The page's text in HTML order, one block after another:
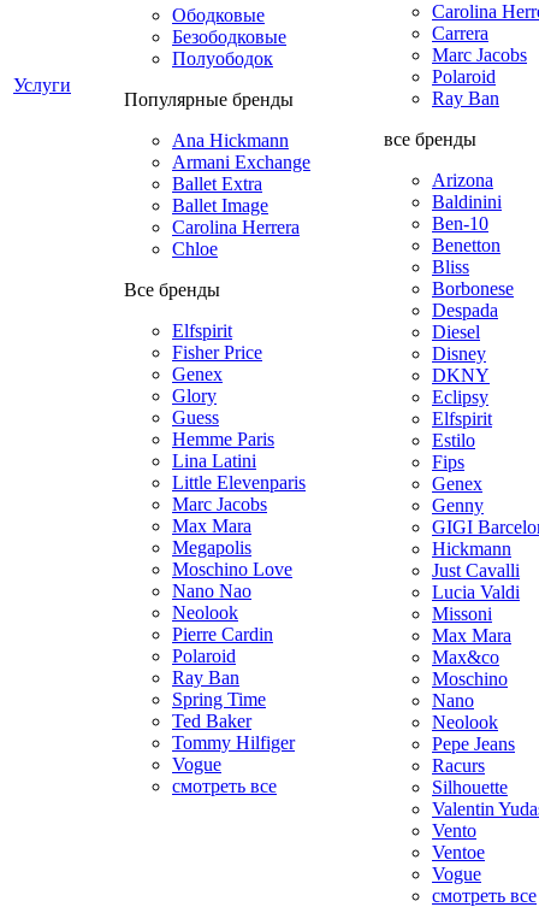
Услуги
Ободковые
Безободковые
Полуободок
Популярные бренды
Ana Hickmann
Armani Exchange
Ballet Extra
Ballet Image
Carolina Herrera
Chloe
Все бренды
Elfspirit
Fisher Price
Genex
Glory
Guess
Hemme Paris
Lina Latini
Little Elevenparis
Marc Jacobs
Max Mara
Megapolis
Moschino Love
Nano Nao
Neolook
Pierre Cardin
Polaroid
Ray Ban
Spring Time
Ted Baker
Tommy Hilfiger
Vogue
смотреть все
Carolina
Carrera
Marc Jacobs
Polaroid
Ray Ban
все бренды
Arizona
Baldinini
Ben-10
Benetton
Bliss
Borbonese
Despada
Diesel
Disney
DKNY
Eclipsy
Elfspirit
Estilo
Fips
Genex
Genny
GIGI
Hickmann
Just Cavalli
Lucia Valdi
Missoni
Max Mara
Max&co
Moschino
Nano
Neolook
Pepe Jeans
Racurs
Silhouette
Valentin
Vento
Ventoe
Vogue
смотреть все